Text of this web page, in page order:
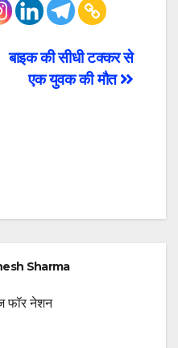
बाइक की सीधी टक्कर से
एक युवक की मौत
Sharma
फॉर नेशन